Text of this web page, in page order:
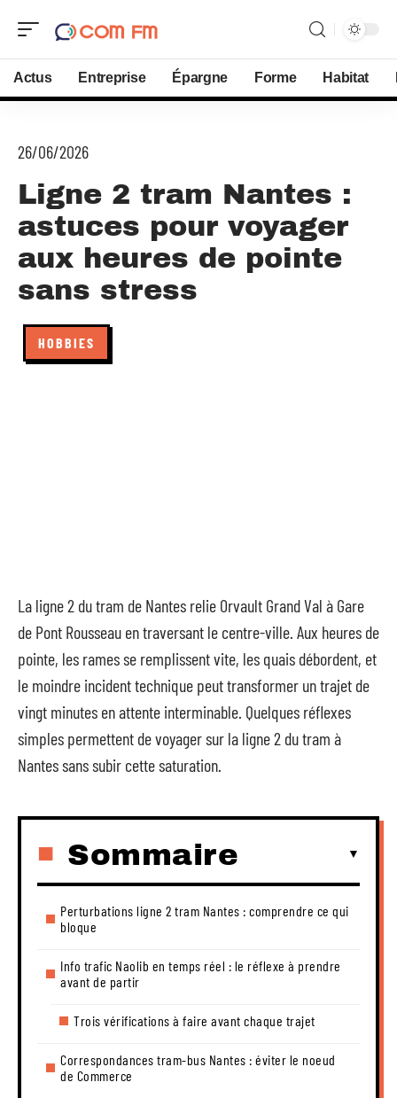
Actus Entreprise Épargne Forme Habitat
26/06/2026
Ligne 2 tram Nantes :
astuces pour voyager
aux heures de pointe
sans stress
HOBBIES
La ligne 2 du tram de Nantes relie Orvault Grand Val à Gare
de Pont Rousseau en traversant le centre-ville. Aux heures de
pointe, les rames se remplissent vite, les quais débordent, et
le moindre incident technique peut transformer un trajet de
vingt minutes en attente interminable. Quelques réflexes
simples permettent de voyager sur la ligne 2 du tram à
Nantes sans subir cette saturation.
Sommaire
Perturbations ligne 2 tram Nantes : comprendre ce qui
bloque
Info trafic Naolib en temps réel : le réflexe à prendre
avant de partir
Trois vérifications à faire avant chaque trajet
Correspondances tram-bus Nantes : éviter le noeud
de Commerce